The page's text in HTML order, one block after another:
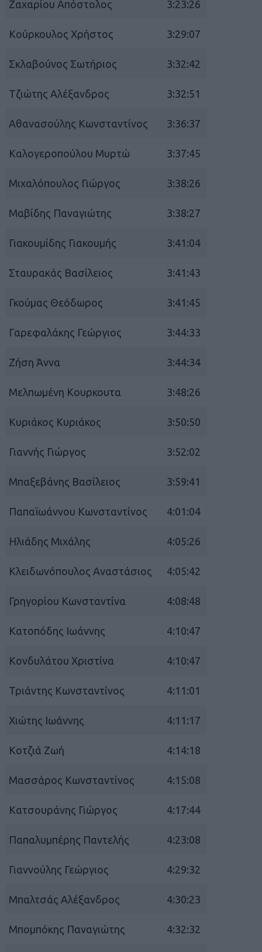
Ζαχαρίου Απόστολος 3:23:26
Κούρκουλος Χρήστος 3:29:07
Σκλαβούνος Σωτήριος 3:32:42
Τζιώτης Αλέξανδρος 3:32:51
Αθανασούλης Κωνσταντίνος 3:36:37
Καλογεροπούλου Μυρτώ 3:37:45
Μιχαλόπουλος Γιώργος 3:38:26
Μαβίδης Παναγιώτης 3:38:27
Γιακουμίδης Γιακουμής 3:41:04
Σταυρακάς Βασίλειος 3:41:43
Γκούμας Θεόδωρος 3:41:45
Γαρεφαλάκης Γεώργιος 3:44:33
Ζήση Άννα 3:44:34
Μελπωμένη Κουρκουτα 3:48:26
Κυριάκος Κυριάκος 3:50:50
Γιαννής Γιώργος 3:52:02
Μπαξεβάνης Βασίλειος 3:59:41
Παπαϊωάννου Κωνσταντίνος 4:01:04
Ηλιάδης Μιχάλης 4:05:26
Κλειδωνόπουλος Αναστάσιος 4:05:42
Γρηγορίου Κωνσταντίνα 4:08:48
Κατοπόδης Ιωάννης 4:10:47
Κονδυλάτου Χριστίνα 4:10:47
Τριάντης Κωνσταντίνος 4:11:01
Χιώτης Ιωάννης 4:11:17
Κοτζιά Ζωή 4:14:18
Μασσάρος Κωνσταντίνος 4:15:08
Κατσουράνης Γιώργος 4:17:44
Παπαλυμπέρης Παντελής 4:23:08
Γιαννούλης Γεώργιος 4:29:32
Μπαλτσάς Αλέξανδρος 4:30:23
Μπομπόκης Παναγιώτης 4:32:32